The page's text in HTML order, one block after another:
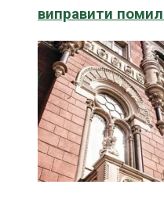
виправити